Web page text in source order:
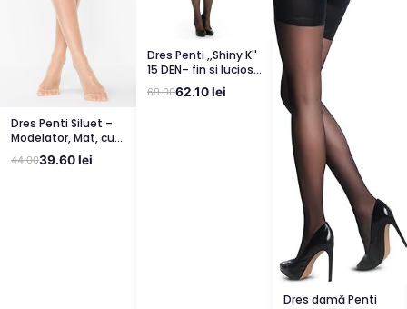
Dres Penti Siluet –
Modelator, Mat, cu
Corset, Light Nude
44.0039.60 lei
Dres Penti ,,Shiny K''
15 DEN– fin si lucios,
clin din bumbac,
bronz
69.0062.10 lei
Dres damă Penti